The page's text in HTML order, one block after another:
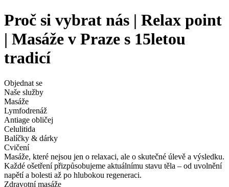
Proč si vybrat nás | Relax point
| Masáže v Praze s 15letou
tradicí
Objednat se
Naše služby
Masáže
Lymfodrenáž
Antiage obličej
Celulitida
Balíčky & dárky
Cvičení
Masáže, které nejsou jen o relaxaci, ale o skutečné úlevě a výsledku.
Každé ošetření přizpůsobujeme aktuálnímu stavu těla – od uvolnění
napětí a bolesti až po hlubokou regeneraci.
Zdravotní masáže